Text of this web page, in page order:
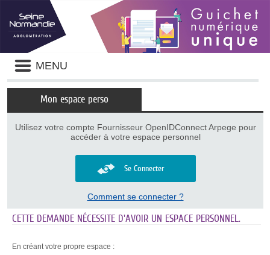
Liste
des
avertissements
MENU
Mon espace perso
Utilisez votre compte Fournisseur OpenIDConnect Arpege pour
accéder à votre espace personnel
Se Connecter
Comment se connecter ?
CETTE DEMANDE NÉCESSITE D'AVOIR UN ESPACE PERSONNEL.
En créant votre propre espace :
Panneau de gestion des cookies